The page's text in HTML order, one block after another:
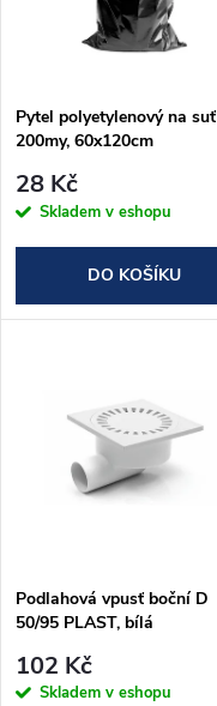
p
r
o
d
s
p
r
ů
Pytel polyetylenový na suť
200my, 60x120cm
28 Kč
Skladem v eshopu
DO KOŠÍKU
Podlahová vpusť boční D
50/95 PLAST, bílá
102 Kč
Skladem v eshopu